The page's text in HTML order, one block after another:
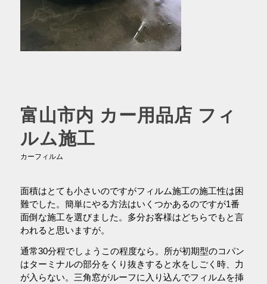
富山市内 カー用品店 フィ
ルム施工
カーフィルム
面積はとても小さいのですがフィルム施工の施工性は困
難でした。簡単にやる方法はいくつかあるのですが1番
面倒な施工を選びました。多分お客様はどちらでもと言
われると思いますが。
通常30分程でしょうこの程度なら。所が初期型のコパン
はターミナルの部分をくり抜きすると水をしごく時、力
が入らない。三角窓がルーフに入り込んでフィルムを挿